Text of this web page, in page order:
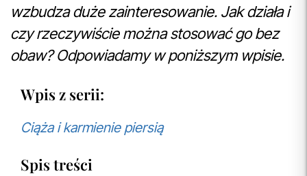
wzbudza duże zainteresowanie. Jak działa i
czy rzeczywiście można stosować go bez
obaw? Odpowiadamy w poniższym wpisie.
Wpis z serii:
Ciąża i karmienie piersią
Spis treści